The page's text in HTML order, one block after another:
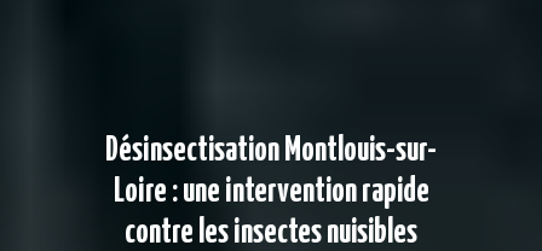
Désinsectisation Montlouis-sur-
Loire : une intervention rapide
contre les insectes nuisibles